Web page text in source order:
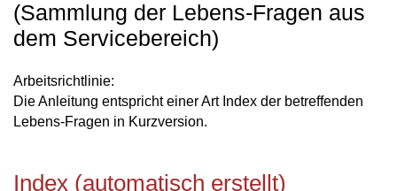
(Sammlung der Lebens-Fragen aus
dem Servicebereich)
Arbeitsrichtlinie:
Die Anleitung entspricht einer Art Index der betreffenden
Lebens-Fragen in Kurzversion.
Index (automatisch erstellt)